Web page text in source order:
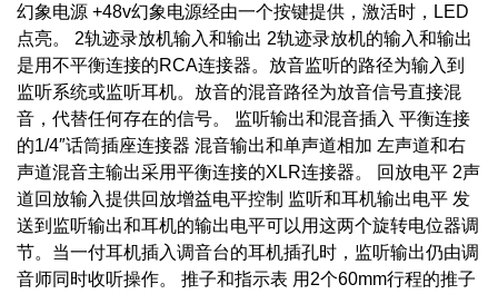
幻象电源 +48v幻象电源经由一个按键提供，激活时，LED
点亮。 2轨迹录放机输入和输出 2轨迹录放机的输入和输出
是用不平衡连接的RCA连接器。放音监听的路径为输入到
监听系统或监听耳机。放音的混音路径为放音信号直接混
音，代替任何存在的信号。 监听输出和混音插入 平衡连接
的1/4″话筒插座连接器 混音输出和单声道相加 左声道和右
声道混音主输出采用平衡连接的XLR连接器。 回放电平 2声
道回放输入提供回放增益电平控制 监听和耳机输出电平 发
送到监听输出和耳机的输出电平可以用这两个旋转电位器调
节。当一付耳机插入调音台的耳机插孔时，监听输出仍由调
音师同时收听操作。 推子和指示表 用2个60mm行程的推子